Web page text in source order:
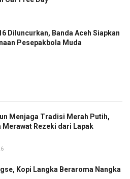
Diluncurkan, Banda Aceh Siapkan
Pesepakbola Muda
Menjaga Tradisi Merah Putih,
Merawat Rezeki dari Lapak
Kopi Langka Beraroma Nangka